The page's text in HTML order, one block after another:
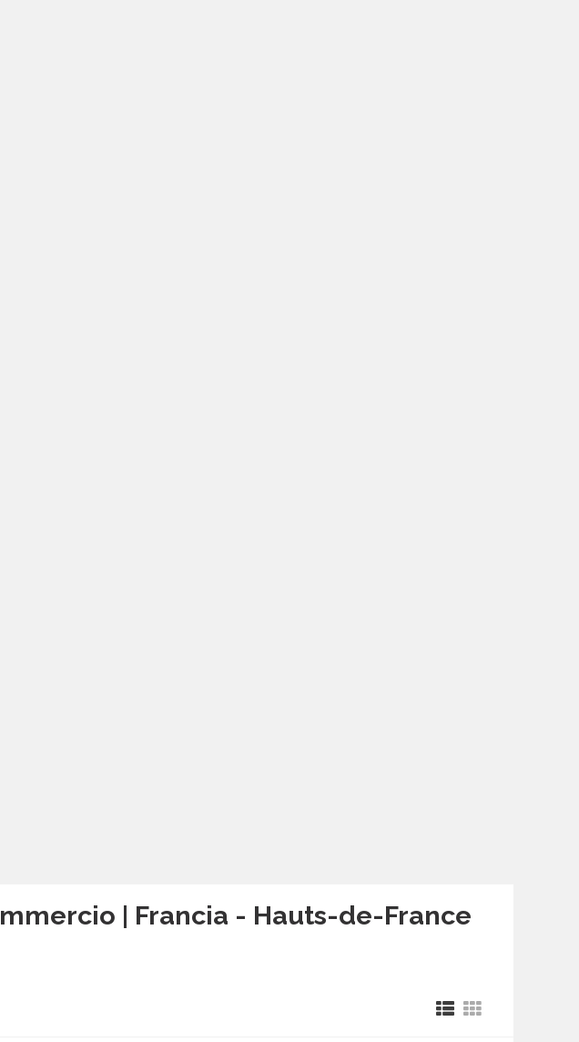
| Francia - Hauts-de-France